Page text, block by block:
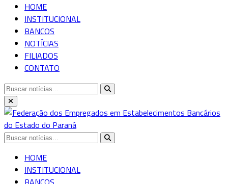
HOME
INSTITUCIONAL
BANCOS
NOTÍCIAS
FILIADOS
CONTATO
HOME
INSTITUCIONAL